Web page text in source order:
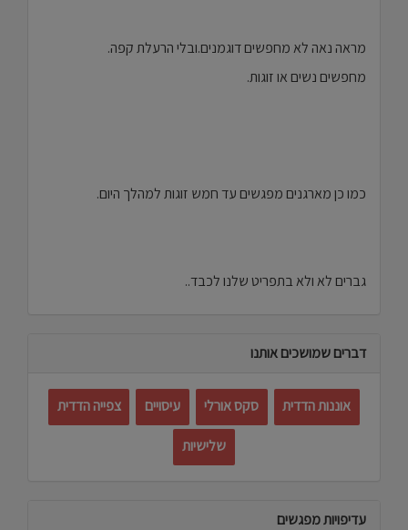
מראה נאה לא מחפשים דוגמנים.ובלי הרעלת קפה.
מחפשים נשים או זוגות.
כמו כן מארגנים מפגשים עד חמש זוגות למהלך היום.
גברים לא ולא בתפריט שלנו לכבד..
דברים שמושכים אותנו
אוננות הדדית סקס אורלי עיסויים צפייה הדדית
שלישיות
עדיפויות מפגשים